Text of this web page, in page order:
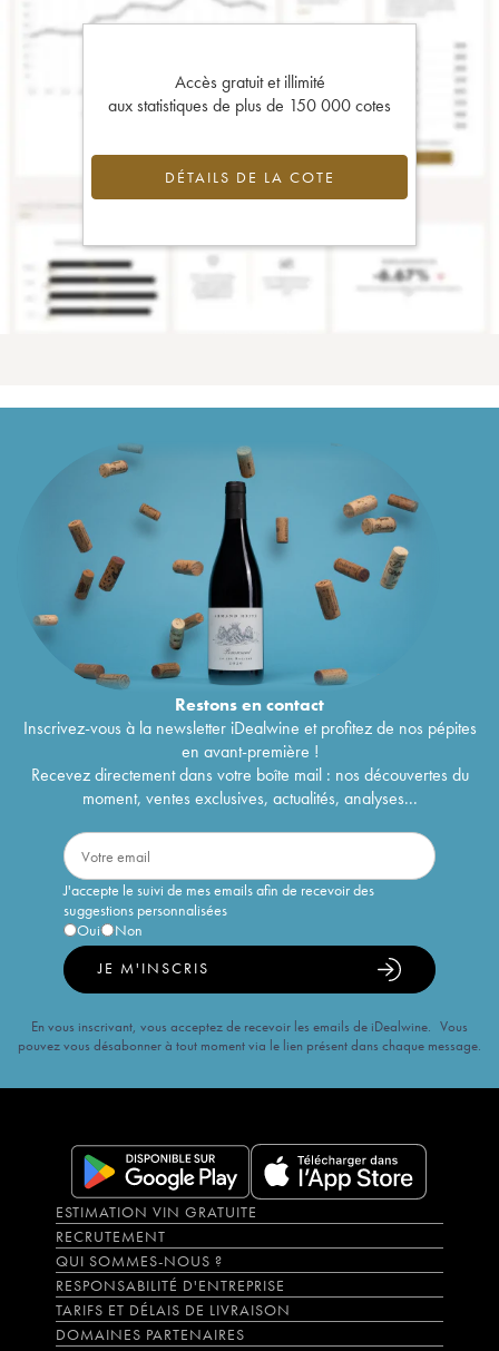
Accès gratuit et illimité
aux statistiques de plus de 150 000 cotes
DÉTAILS DE LA COTE
Restons encontact
Inscrivez-vous à la newsletter iDealwine et profitez de nos pépites
en avant-première !
Recevez directement dans votre boîte mail : nos découvertes du
moment, ventes exclusives, actualités, analyses...
J'accepte le suivi de mes emails afin de recevoir des
suggestions personnalisées
Oui
Non
JE M'INSCRIS
En vous inscrivant, vous acceptez de recevoir les emails de iDealwine. Vous
pouvez vous désabonner à tout moment via le lien présent dans chaque message.
ESTIMATION VIN GRATUITE
RECRUTEMENT
QUI SOMMES-NOUS ?
RESPONSABILITÉ D'ENTREPRISE
TARIFS ET DÉLAIS DE LIVRAISON
DOMAINES PARTENAIRES